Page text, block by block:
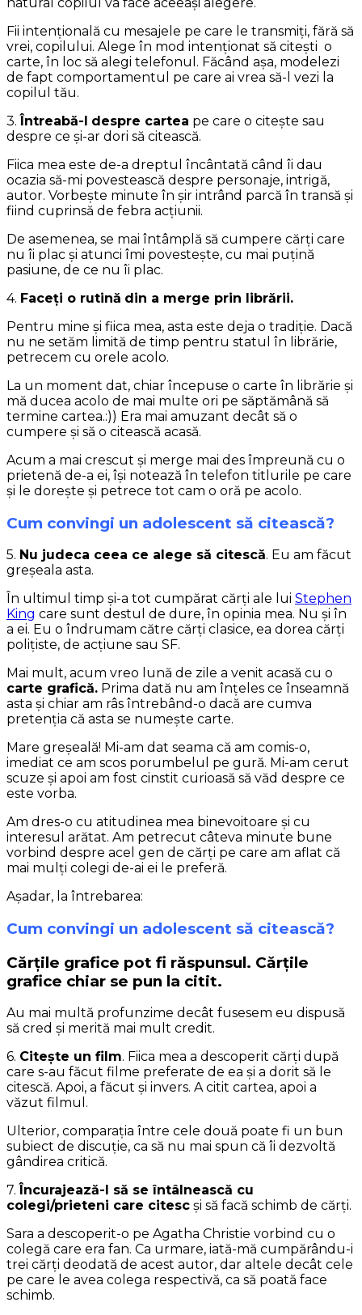
Fii intențională cu mesajele pe care le transmiți, fără să
vrei, copilului. Alege în mod intenționat să citești o
carte, în loc să alegi telefonul. Făcând așa, modelezi
de fapt comportamentul pe care ai vrea să-l vezi la
copilul tău.
3.Întreabă-l despre cartea pe care o citește sau
despre ce și-ar dori să citească.
Fiica mea este de-a dreptul încântată când îi dau
ocazia să-mi povestească despre personaje, intrigă,
autor. Vorbește minute în șir intrând parcă în transă și
fiind cuprinsă de febra acțiunii.
De asemenea, se mai întâmplă să cumpere cărți care
nu îi plac și atunci îmi povestește, cu mai puțină
pasiune, de ce nu îi plac.
4. Faceți o rutină din a merge prin librării.
Pentru mine și fiica mea, asta este deja o tradiție. Dacă
nu ne setăm limită de timp pentru statul în librărie,
petrecem cu orele acolo.
La un moment dat, chiar începuse o carte în librărie și
mă ducea acolo de mai multe ori pe săptămână să
termine cartea.:)) Era mai amuzant decât să o
cumpere și să o citească acasă.
Acum a mai crescut și merge mai des împreună cu o
prietenă de-a ei, își notează în telefon titlurile pe care
și le dorește și petrece tot cam o oră pe acolo.
Cum convingi un adolescent să citească?
5. Nu judeca ceea ce alege să citescă. Eu am făcut
greșeala asta.
În ultimul timp și-a tot cumpărat cărți ale lui Stephen
King care sunt destul de dure, în opinia mea. Nu și în
a ei. Eu o îndrumam către cărți clasice, ea dorea cărți
polițiste, de acțiune sau SF.
Mai mult, acum vreo lună de zile a venit acasă cu o
carte grafică. Prima dată nu am înțeles ce înseamnă
asta și chiar am râs întrebând-o dacă are cumva
pretenția că asta se numește carte.
Mare greșeală! Mi-am dat seama că am comis-o,
imediat ce am scos porumbelul pe gură. Mi-am cerut
scuze și apoi am fost cinstit curioasă să văd despre ce
este vorba.
Am dres-o cu atitudinea mea binevoitoare și cu
interesul arătat. Am petrecut câteva minute bune
vorbind despre acel gen de cărți pe care am aflat că
mai mulți colegi de-ai ei le preferă.
Așadar, la întrebarea:
Cum convingi un adolescent să citească?
Cărțile grafice pot fi răspunsul. Cărțile
grafice chiar se pun la citit.
Au mai multă profunzime decât fusesem eu dispusă
să cred și merită mai mult credit.
6. Citește un film. Fiica mea a descoperit cărți după
care s-au făcut filme preferate de ea și a dorit să le
citescă. Apoi, a făcut și invers. A citit cartea, apoi a
văzut filmul.
Ulterior, comparația între cele două poate fi un bun
subiect de discuție, ca să nu mai spun că îi dezvoltă
gândirea critică.
7. Încurajează-l să se întâlnească cu
colegi/prieteni care citesc și să facă schimb de cărți.
Sara a descoperit-o pe Agatha Christie vorbind cu o
colegă care era fan. Ca urmare, iată-mă cumpărându-i
trei cărți deodată de acest autor, dar altele decât cele
pe care le avea colega respectivă, ca să poată face
schimb.